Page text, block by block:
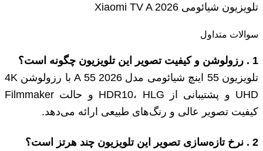
تلویزیون شیائومی Xiaomi TV A 2026
سوالات متداول
1
. رزولوشن و کیفیت تصویر این تلویزیون چگونه است؟
تلویزیون 55 اینچ شیائومی مدل A 55 2026 با رزولوشن 4K
UHD و پشتیبانی از HDR10، HLG و حالت Filmmaker
کیفیت تصویر عالی و رنگ‌های طبیعی ارائه می‌دهد.
2
. نرخ تازه‌سازی تصویر این تلویزیون چند هرتز است؟